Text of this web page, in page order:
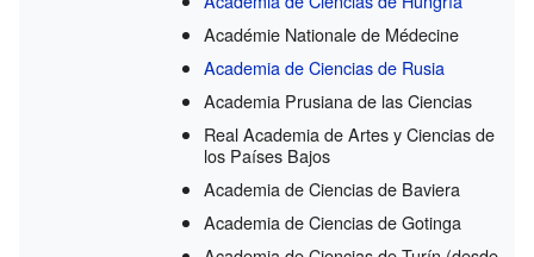
Académie Nationale de Médecine
Academia de Ciencias de Rusia
Academia Prusiana de las Ciencias
Real Academia de Artes y Ciencias de
los Países Bajos
Academia de Ciencias de Baviera
Academia de Ciencias de Gotinga